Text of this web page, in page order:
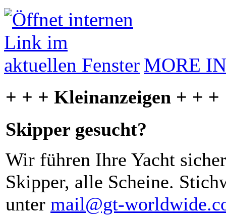
MORE
+ + + Kleinanzeigen + + +
Skipper gesucht?
Wir führen Ihre Yacht
Skipper, alle Scheine.
unter mail@gt-